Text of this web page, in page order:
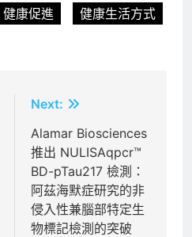
健康促進
健康生活方式
Next:
Alamar Biosciences
推出 NULISAqpcr™
BD-pTau217 檢測：
阿茲海默症研究的非
侵入性兼腦部特定生
物標記檢測的突破